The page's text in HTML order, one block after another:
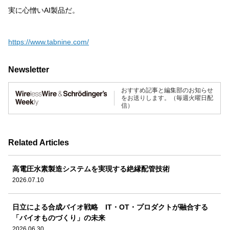
実に心憎いAI製品だ。
https://www.tabnine.com/
Newsletter
おすすめ記事と編集部のお知らせ
をお送りします。（毎週火曜日配
信）
Related Articles
高電圧水素製造システムを実現する絶縁配管技術
2026.07.10
日立による合成バイオ戦略 IT・OT・プロダクトが融合する
「バイオものづくり」の未来